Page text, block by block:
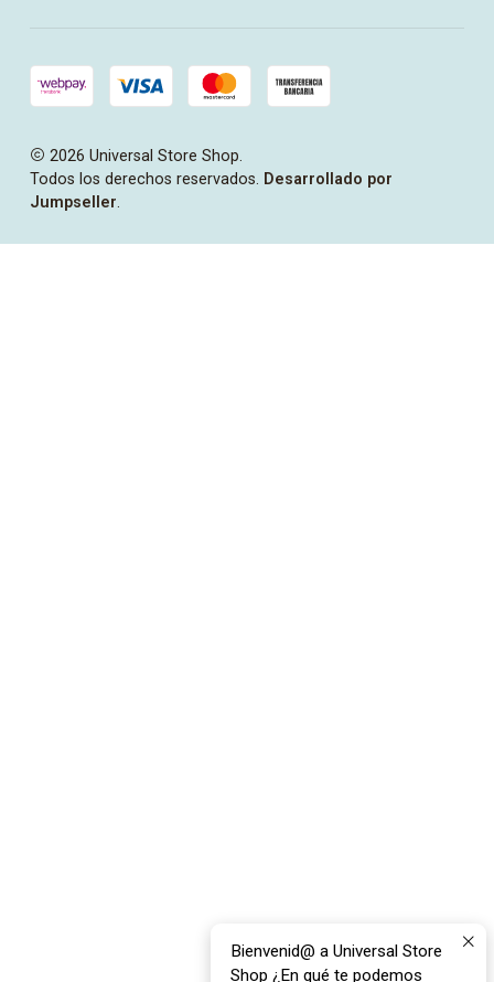
2026 Universal Store Shop.
Todos los derechos reservados. Desarrollado por
Jumpseller.
Bienvenid@ a Universal Store
Shop ¿En qué te podemos